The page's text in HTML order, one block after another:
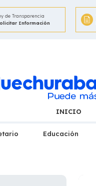
de Transparencia
Información
INICIO
Educación